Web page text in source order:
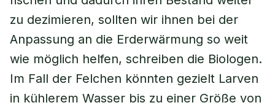
zu dezimieren, sollten wir ihnen bei der
Anpassung an die Erderwärmung so weit
wie möglich helfen, schreiben die Biologen.
Im Fall der Felchen könnten gezielt Larven
in kühlerem Wasser bis zu einer Größe von